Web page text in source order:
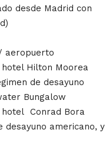
desde Madrid con
aeropuerto
Hilton Moorea
de desayuno
Bungalow
hotel Conrad Bora
americano, y